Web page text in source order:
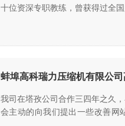
十位资深专职教练，曾获得过全
蚌埠高科瑞力压缩机有限公
我司在塔孜公司合作三四年之久
会主动的向我们提出一些改善网